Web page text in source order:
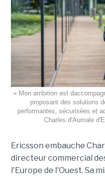
« Mon ambition est
proposant des solutions
performantes, sécurisées et
Charles d'Aumale
Ericsson embauche
directeur commercial
l'Europe de l'Ouest. Sa